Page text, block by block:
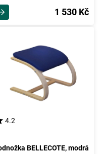
1 530 Kč
4.2
BELLECOTE, modrá